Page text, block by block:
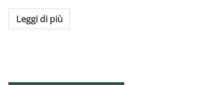
Leggi di più